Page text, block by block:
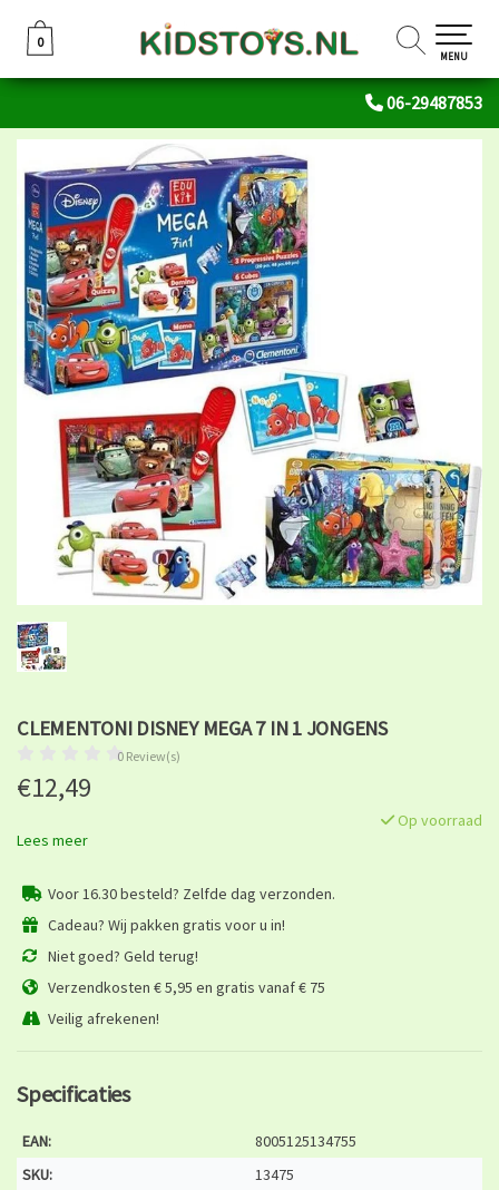
06-29487853
0
0
MENU
CLEMENTONI DISNEY MEGA 7 IN 1 JONGENS
0 Review(s)
€12,49
Op voorraad
Lees meer
Voor 16.30 besteld? Zelfde dag verzonden.
Cadeau? Wij pakken gratis voor u in!
Niet goed? Geld terug!
Verzendkosten € 5,95 en gratis vanaf € 75
Veilig afrekenen!
Specificaties
EAN:
8005125134755
SKU:
13475